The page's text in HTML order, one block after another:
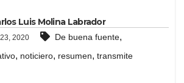
Luis Molina Labrador
2020 De buena fuente,
, noticiero, resumen, transmite